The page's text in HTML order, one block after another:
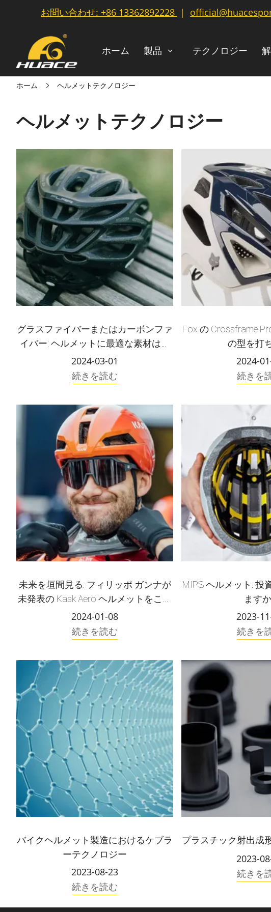
お問い合わせ: +86 13362892228 |
ホーム 製品 テクノロジー
ホーム ヘルメットテクノロジー
ヘルメットテクノロジー
グラスファイバーまたはカーボンファ
イバー: ヘルメットに最適な素材はど
れですか?
2024-03-01
続きを読む
Fox の Crossframe
の型を打
2024-
続きを
未来を垣間見る: フィリッポ ガンナが
未発表の Kask Aero ヘルメットをこっ
そり公開
2024-01-08
続きを読む
MIPS ヘルメット: 投
ます
2023-
続きを
バイクヘルメット製造におけるケブラ
ーテクノロジー
2023-08-23
続きを読む
プラスチック射出成
2023-
続きを